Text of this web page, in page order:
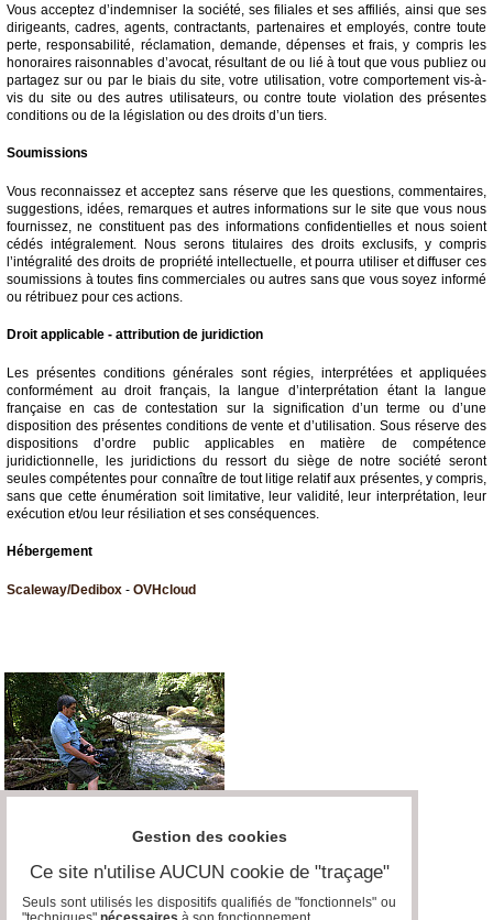
Vous acceptez d’indemniser la société, ses filiales et ses affiliés, ainsi que ses
dirigeants, cadres, agents, contractants, partenaires et employés, contre toute
perte, responsabilité, réclamation, demande, dépenses et frais, y compris les
honoraires raisonnables d’avocat, résultant de ou lié à tout que vous publiez ou
partagez sur ou par le biais du site, votre utilisation, votre comportement vis-à-
vis du site ou des autres utilisateurs, ou contre toute violation des présentes
conditions ou de la législation ou des droits d’un tiers.
Soumissions
Vous reconnaissez et acceptez sans réserve que les questions, commentaires,
suggestions, idées, remarques et autres informations sur le site que vous nous
fournissez, ne constituent pas des informations confidentielles et nous soient
cédés intégralement. Nous serons titulaires des droits exclusifs, y compris
l’intégralité des droits de propriété intellectuelle, et pourra utiliser et diffuser ces
soumissions à toutes fins commerciales ou autres sans que vous soyez informé
ou rétribuez pour ces actions.
Droit applicable - attribution de juridiction
Les présentes conditions générales sont régies, interprétées et appliquées
conformément au droit français, la langue d’interprétation étant la langue
française en cas de contestation sur la signification d’un terme ou d’une
disposition des présentes conditions de vente et d’utilisation. Sous réserve des
dispositions d’ordre public applicables en matière de compétence
juridictionnelle, les juridictions du ressort du siège de notre société seront
seules compétentes pour connaître de tout litige relatif aux présentes, y compris,
sans que cette énumération soit limitative, leur validité, leur interprétation, leur
exécution et/ou leur résiliation et ses conséquences.
Hébergement
Scaleway/Dedibox - OVHcloud
Gestion des cookies
Ce site n'utilise AUCUN cookie de "traçage"
Seuls sont utilisés les dispositifs qualifiés de "fonctionnels" ou